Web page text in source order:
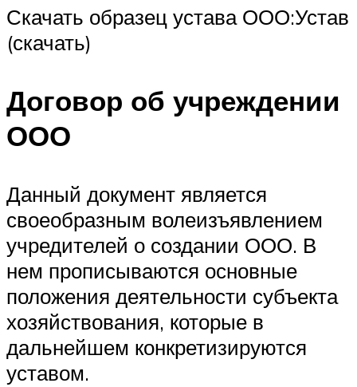
Скачать образец устава ООО:Устав
(скачать)
Договор об учреждении
ООО
Данный документ является
своеобразным волеизъявлением
учредителей о создании ООО. В
нем прописываются основные
положения деятельности субъекта
хозяйствования, которые в
дальнейшем конкретизируются
уставом.